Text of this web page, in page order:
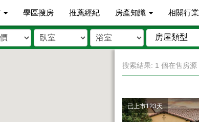
學區搜房 推薦經紀 房產知識 相關行業
房屋類型
搜索結果: 1 個在售房源
已上市123天